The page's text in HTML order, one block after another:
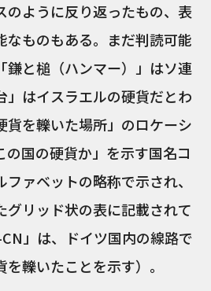
のように反り返ったもの、表
なものもある。まだ判読可能
鎌と槌（ハンマー）」はソ連
」はイスラエルの硬貨だとわ
貨を轢いた場所」のロケーシ
の国の硬貨か」を示す国名コ
ァベットの略称で示され、
グリッド状の表に記載されて
」は、ドイツ国内の線路で
轢いたことを示す）。